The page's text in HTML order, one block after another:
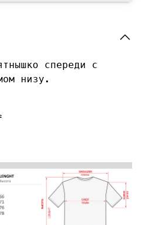
спереди с
низу.